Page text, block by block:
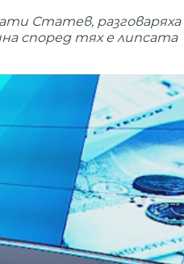
Статев, разговаряха
според тях е липсата